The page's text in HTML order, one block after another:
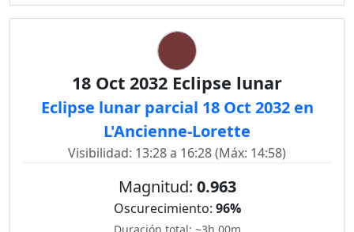
18 Oct 2032 Eclipse lunar
Eclipse lunar parcial 18 Oct 2032 en
L'Ancienne-Lorette
Visibilidad: 13:28 a 16:28 (Máx: 14:58)
Magnitud: 0.963
Oscurecimiento: 96%